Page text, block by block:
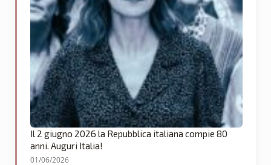
Il 2 giugno 2026 la Repubblica italiana compie 80
anni. Auguri Italia!
01/06/2026